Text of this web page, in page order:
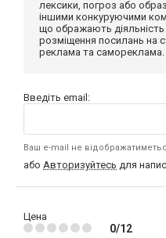
лексики, погроз або
іншими конкуруючими
що ображають діяльність
розміщення посилань на
реклама та самореклама.
Введіть email:
Ваш e-mail не
або Авторизуйтесь для
Цена
0/12